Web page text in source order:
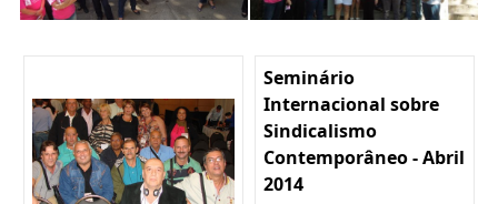
Seminário
Internacional sobre
Sindicalismo
Contemporâneo - Abril
2014